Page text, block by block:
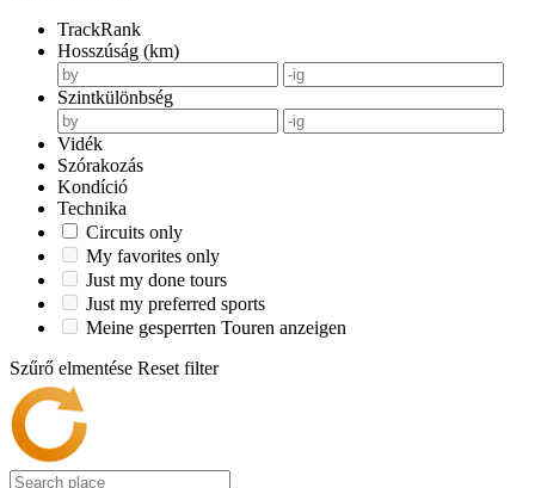
TrackRank
Hosszúság (km)
Szintkülönbség
Vidék
Szórakozás
Kondíció
Technika
Circuits only
My favorites only
Just my done tours
Just my preferred sports
Meine gesperrten Touren anzeigen
Szűrő elmentése Reset filter